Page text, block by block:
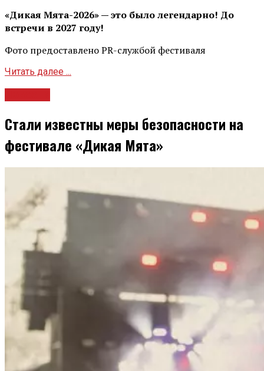
«Дикая Мята-2026» — это было легендарно! До
встречи в 2027 году!
Фото предоставлено PR-службой фестиваля
Читать далее ...
Стали известны меры безопасности на
фестивале «Дикая Мята»